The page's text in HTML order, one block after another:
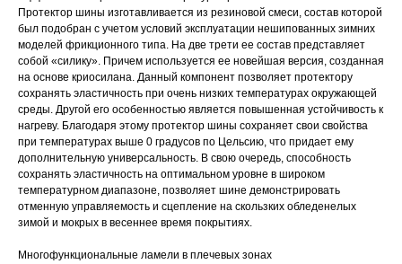
Протектор шины изготавливается из резиновой смеси, состав которой
был подобран с учетом условий эксплуатации нешипованных зимних
моделей фрикционного типа. На две трети ее состав представляет
собой «силику». Причем используется ее новейшая версия, созданная
на основе криосилана. Данный компонент позволяет протектору
сохранять эластичность при очень низких температурах окружающей
среды. Другой его особенностью является повышенная устойчивость к
нагреву. Благодаря этому протектор шины сохраняет свои свойства
при температурах выше 0 градусов по Цельсию, что придает ему
дополнительную универсальность. В свою очередь, способность
сохранять эластичность на оптимальном уровне в широком
температурном диапазоне, позволяет шине демонстрировать
отменную управляемость и сцепление на скользких обледенелых
зимой и мокрых в весеннее время покрытиях.
Многофункциональные ламели в плечевых зонах